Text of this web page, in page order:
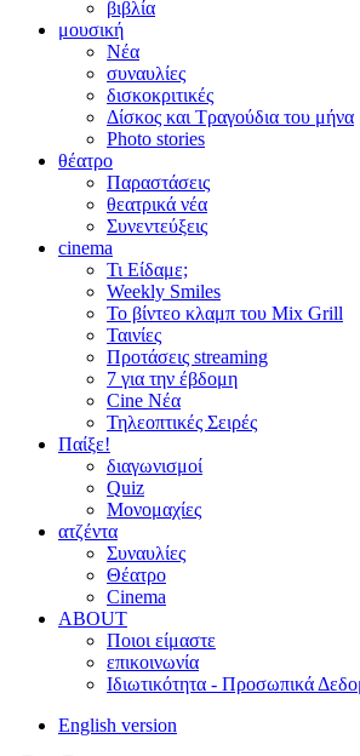
βιβλία
μουσική
Νέα
συναυλίες
δισκοκριτικές
Δίσκος και Τραγούδια του μήνα
Photo stories
θέατρο
Παραστάσεις
θεατρικά νέα
Συνεντεύξεις
cinema
Τι Είδαμε;
Weekly Smiles
Το βίντεο κλαμπ του Mix Grill
Ταινίες
Προτάσεις streaming
7 για την έβδομη
Cine Νέα
Τηλεοπτικές Σειρές
Παίξε!
διαγωνισμοί
Quiz
Μονομαχίες
ατζέντα
Συναυλίες
Θέατρο
Cinema
ABOUT
Ποιοι είμαστε
επικοινωνία
Ιδιωτικότητα - Προσωπικά
English version